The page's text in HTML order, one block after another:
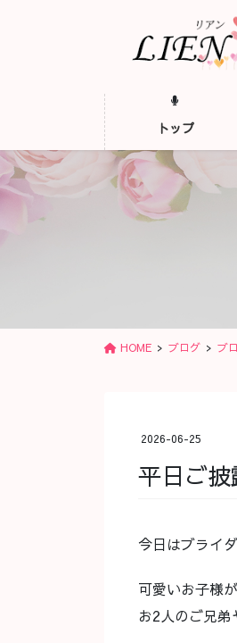
動
に
移
動
トップ
HOME ブログ ブ
2026-06-25
平日ご
今日はブライ
可愛いお子様
お2人のご兄